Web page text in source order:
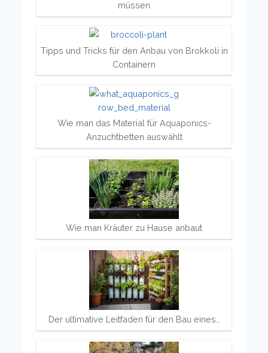
müssen
Tipps und Tricks für den Anbau von Brokkoli in
Containern
Wie man das Material für Aquaponics-
Anzuchtbetten auswählt
Wie man Kräuter zu Hause anbaut
Der ultimative Leitfaden für den Bau eines…